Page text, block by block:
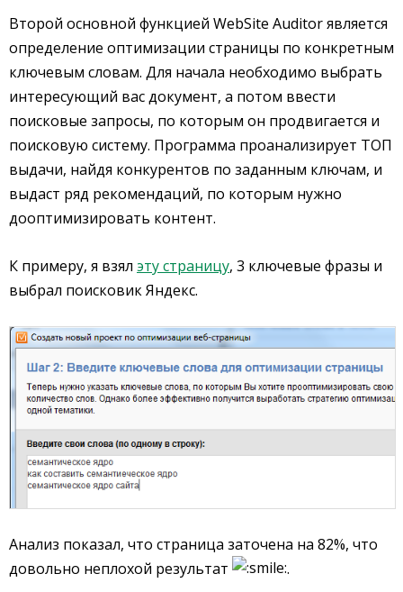
Второй основной функцией WebSite Auditor является
определение оптимизации страницы по конкретным
ключевым словам. Для начала необходимо выбрать
интересующий вас документ, а потом ввести
поисковые запросы, по которым он продвигается и
поисковую систему. Программа проанализирует ТОП
выдачи, найдя конкурентов по заданным ключам, и
выдаст ряд рекомендаций, по которым нужно
дооптимизировать контент.
К примеру, я взял эту страницу, 3 ключевые фразы и
выбрал поисковик Яндекс.
Анализ показал, что страница заточена на 82%, что
довольно неплохой результат
.